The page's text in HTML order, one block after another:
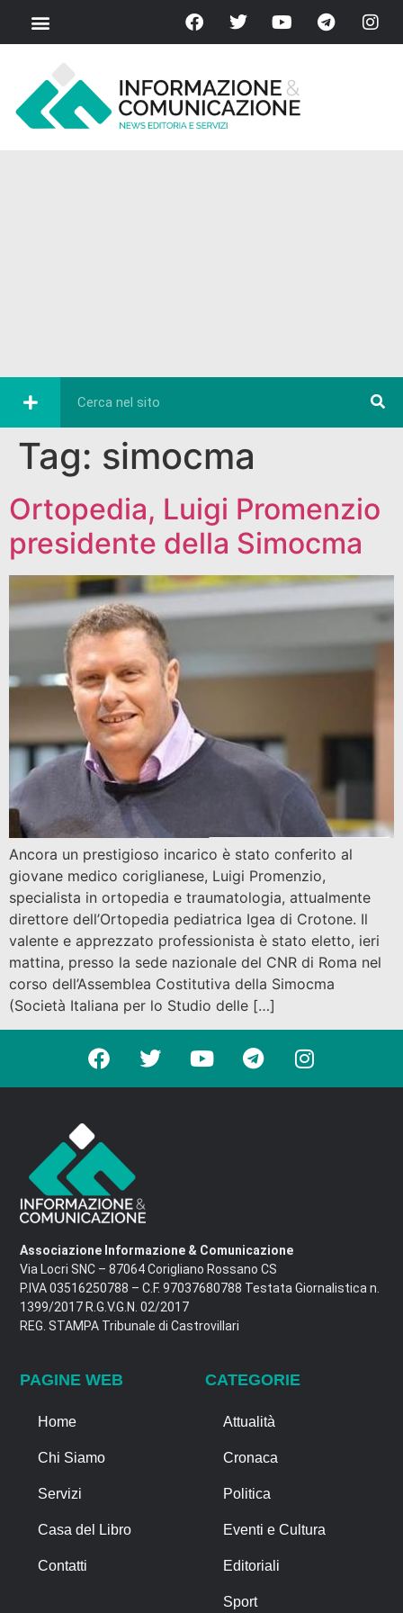
Tag: simocma
Ortopedia, Luigi Promenzio
presidente della Simocma
Ancora un prestigioso incarico è stato conferito al
giovane medico coriglianese, Luigi Promenzio,
specialista in ortopedia e traumatologia, attualmente
direttore dell’Ortopedia pediatrica Igea di Crotone. Il
valente e apprezzato professionista è stato eletto, ieri
mattina, presso la sede nazionale del CNR di Roma nel
corso dell’Assemblea Costitutiva della Simocma
(Società Italiana per lo Studio delle […]
Associazione Informazione & Comunicazione
Via Locri SNC – 87064 Corigliano Rossano CS
P.IVA 03516250788 – C.F. 97037680788 Testata Giornalistica n.
1399/2017 R.G.V.G.N. 02/2017
REG. STAMPA Tribunale di Castrovillari
PAGINE WEB
Home
Chi Siamo
Servizi
Casa del Libro
Contatti
CATEGORIE
Attualità
Cronaca
Politica
Eventi e Cultura
Editoriali
Sport